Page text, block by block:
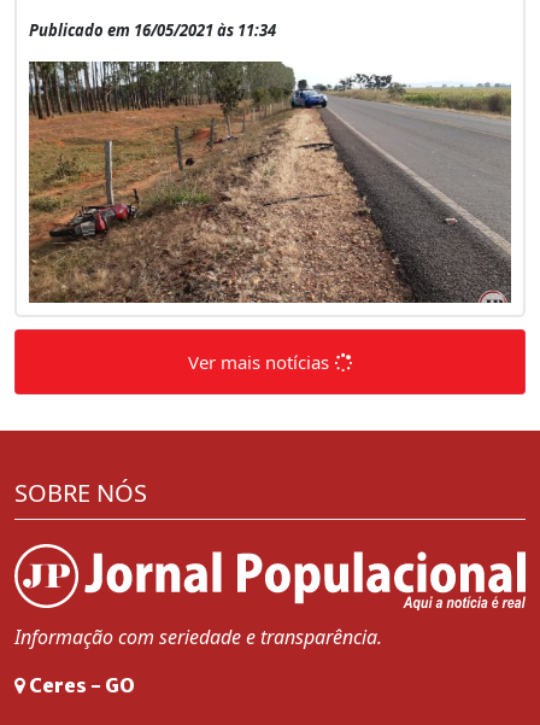
Publicado em 16/05/2021 às 11:34
Ver mais notícias
SOBRE NÓS
Informação com seriedade e transparência.
Ceres - GO